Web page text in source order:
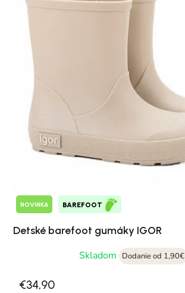
NOVINKA BAREFOOT
Detské barefoot gumáky IGOR
Skladom
Dodanie od 1,90€
€34,90